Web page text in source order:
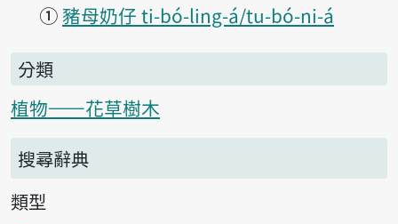
① 豬母奶仔 ti-bó-ling-á/tu-bó-ni-á
分類
植物——花草樹木
搜尋辭典
類型